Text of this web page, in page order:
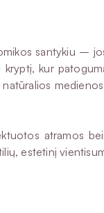
santykiu
kur
atramos
estetinį